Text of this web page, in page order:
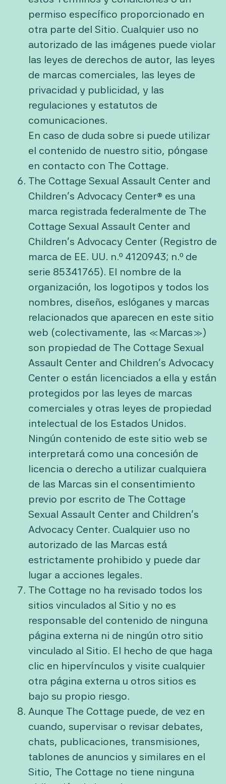
permiso específico proporcionado en
otra parte del Sitio. Cualquier uso no
autorizado de las imágenes puede violar
las leyes de derechos de autor, las leyes
de marcas comerciales, las leyes de
privacidad y publicidad, y las
regulaciones y estatutos de
comunicaciones.
En caso de duda sobre si puede utilizar
el contenido de nuestro sitio, póngase
en contacto con The Cottage.
The Cottage Sexual Assault Center and
Children’s Advocacy Center® es una
marca registrada federalmente de The
Cottage Sexual Assault Center and
Children’s Advocacy Center (Registro de
marca de EE. UU. n.º 4120943; n.º de
serie 85341765). El nombre de la
organización, los logotipos y todos los
nombres, diseños, eslóganes y marcas
relacionados que aparecen en este sitio
web (colectivamente, las «Marcas»)
son propiedad de The Cottage Sexual
Assault Center and Children’s Advocacy
Center o están licenciados a ella y están
protegidos por las leyes de marcas
comerciales y otras leyes de propiedad
intelectual de los Estados Unidos.
Ningún contenido de este sitio web se
interpretará como una concesión de
licencia o derecho a utilizar cualquiera
de las Marcas sin el consentimiento
previo por escrito de The Cottage
Sexual Assault Center and Children’s
Advocacy Center. Cualquier uso no
autorizado de las Marcas está
estrictamente prohibido y puede dar
lugar a acciones legales.
The Cottage no ha revisado todos los
sitios vinculados al Sitio y no es
responsable del contenido de ninguna
página externa ni de ningún otro sitio
vinculado al Sitio. El hecho de que haga
clic en hipervínculos y visite cualquier
otra página externa u otros sitios es
bajo su propio riesgo.
Aunque The Cottage puede, de vez en
cuando, supervisar o revisar debates,
chats, publicaciones, transmisiones,
tablones de anuncios y similares en el
Sitio, The Cottage no tiene ninguna